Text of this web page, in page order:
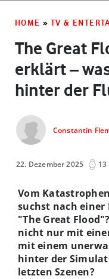
HOME » TV &
The Great
erklärt –
hinter der
Constantin
22. Dezember 2025 13
Vom
suchst nach einer
"The Great
nicht nur mit
mit einem
hinter der
letzten Szenen?